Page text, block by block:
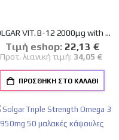
SOLGAR VIT. B-12 2000μg with B-Complex liquid 59ml
Tιμή eshop: Ειδική
Τιμή
22,13 €
Προτ. λιανική τιμή: 34,05 €
ΠΡΟΣΘΉΚΗ ΣΤΟ ΚΑΛΆΘΙ